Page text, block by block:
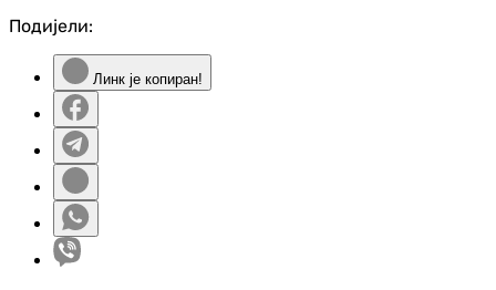
Подијели:
Линк је копиран!